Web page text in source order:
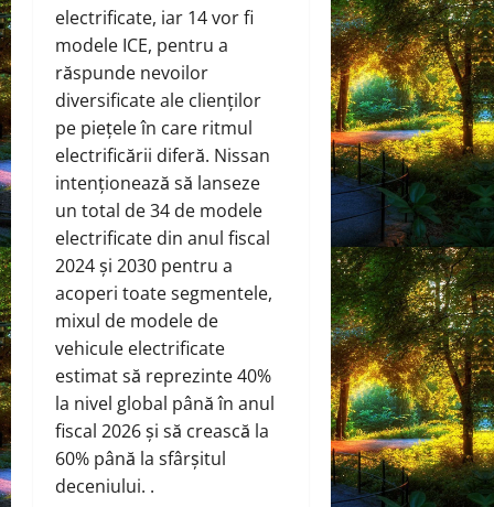
electrificate, iar 14 vor fi
modele ICE, pentru a
răspunde nevoilor
diversificate ale clienților
pe piețele în care ritmul
electrificării diferă. Nissan
intenționează să lanseze
un total de 34 de modele
electrificate din anul fiscal
2024 și 2030 pentru a
acoperi toate segmentele,
mixul de modele de
vehicule electrificate
estimat să reprezinte 40%
la nivel global până în anul
fiscal 2026 și să crească la
60% până la sfârșitul
deceniului. .